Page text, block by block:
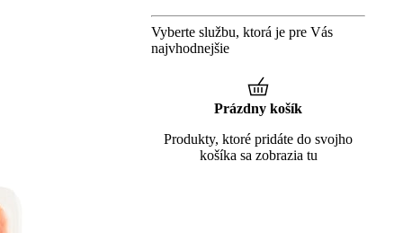
Vyberte službu, ktorá je pre Vás
najvhodnejšie
Prázdny košík
Produkty, ktoré pridáte do svojho
košíka sa zobrazia tu